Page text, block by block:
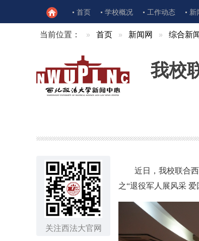
首页 学校概况 工作动态 新
当前位置： 首页 新闻网 综合新
我校
关注西法大官网
近日，我校联合
之“退役军人展风采 爱